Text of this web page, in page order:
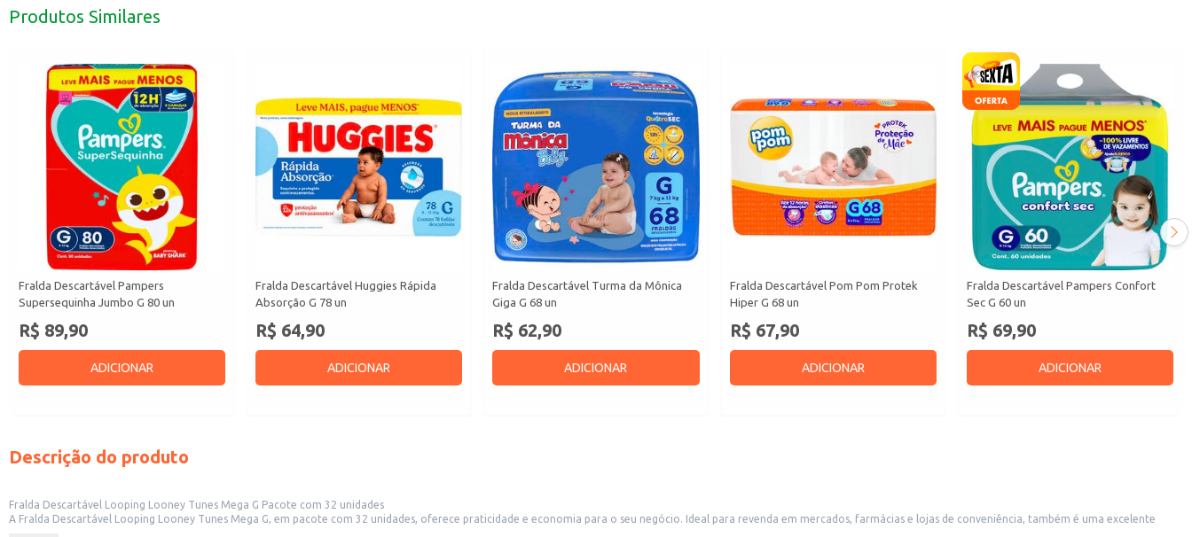
Produtos Similares
Fralda Descartável Pampers
Supersequinha Jumbo G 80 un
R$ 89,90
ADICIONAR
Fralda Descartável Huggies Rápida
Absorção G 78 un
R$ 64,90
ADICIONAR
Fralda Descartável Turma da Mônica
Giga G 68 un
R$ 62,90
ADICIONAR
Fralda Descartável Pom Pom Protek
Hiper G 68 un
R$ 67,90
ADICIONAR
Fralda Descartável Pampers Confort
Sec G 60 un
R$ 69,90
ADICIONAR
Descrição do produto
Fralda Descartável Looping Looney Tunes Mega G Pacote com 32 unidades
A Fralda Descartável Looping Looney Tunes Mega G, em pacote com 32 unidades, oferece praticidade e economia para o seu negócio. Ideal para revenda em mercados, farmácias e lojas de conveniência, também é uma excelente